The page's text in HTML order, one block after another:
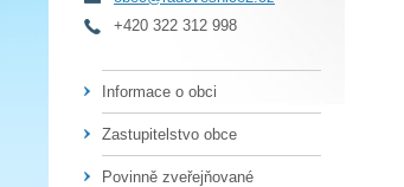
+420 322 312 998
Informace o obci
Zastupitelstvo obce
Povinně zveřejňované